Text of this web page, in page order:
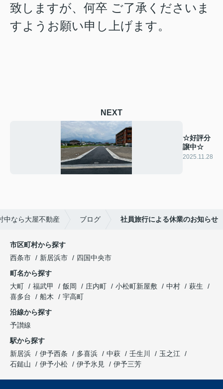
致しますが、何卒 ご了承くださいま
すようお願い申し上げます。
NEXT
☆好評分
譲中☆
2025.11.28
中なら大屋不動産 ブログ 社員旅行による休業のお知らせ
市区町村から探す
西条市
新居浜市
四国中央市
町名から探す
大町
福武甲 飯岡 庄内町 小松町新屋敷 中村
萩生
喜多台
船木
宇高町
沿線から探す
予讃線
駅から探す
新居浜
伊予西条 多喜浜 中萩 壬生川
玉之江
石鎚山
伊予小松 伊予氷見 伊予三芳